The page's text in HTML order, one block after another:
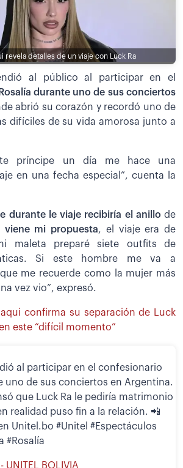
revela detalles de un viaje con Luck Ra
al público al participar en el
durante uno de sus conciertos
abrió su corazón y recordó uno de
difíciles de su vida amorosa junto a
príncipe un día me hace una
en una fecha especial”, cuenta la
durante le viaje recibiría el anillode
viene mi propuesta, el viaje era de
maleta preparé siete outfits de
Si este hombre me va a
me recuerde como la mujer más
vez vio”, expresó.
confirma su separación de Luck
este “difícil momento”
al participar en el confesionario
uno de sus conciertos en Argentina.
que Luck Ra le pediría matrimonio
realidad puso fin a la relación. 📲
Unitel.bo #Unitel #Espectáculos
#Rosalía
BOLIVIA